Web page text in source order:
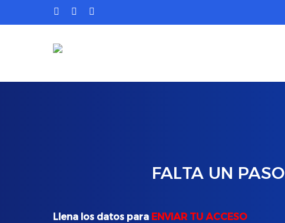
to
FALTA UN PASO
Llena los datos para ENVIAR TU ACCESO